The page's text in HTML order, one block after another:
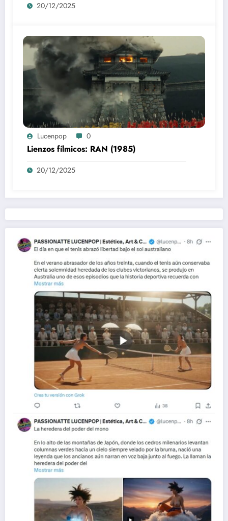
20/12/2025
Lucenpop 0
Lienzos fílmicos: RAN (1985)
20/12/2025